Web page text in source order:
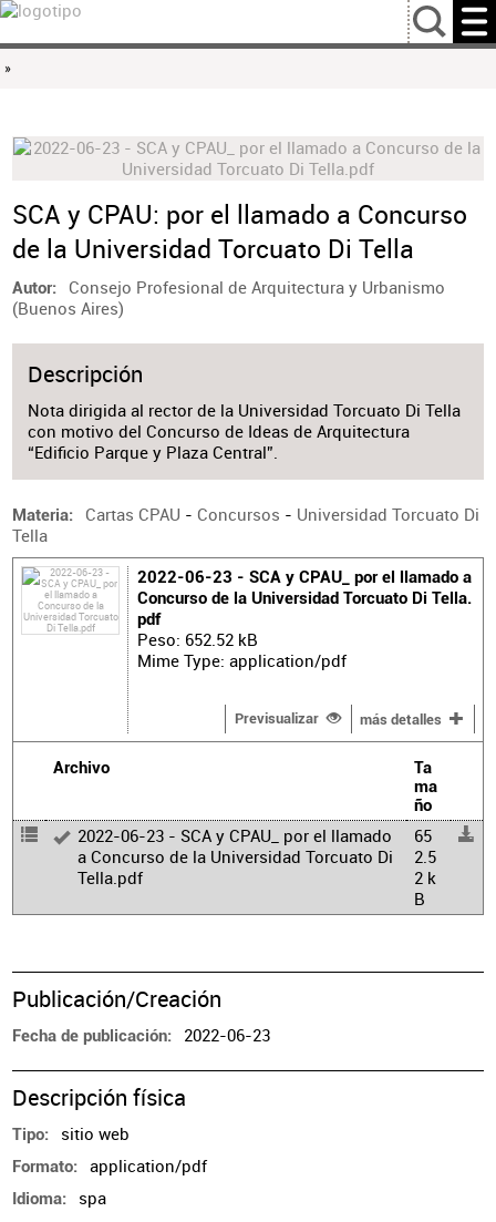
…
»
SCA y CPAU: por el llamado a Concurso
de la Universidad Torcuato Di Tella
Autor
Consejo Profesional de Arquitectura y Urbanismo
(Buenos Aires)
Descripción
Nota dirigida al rector de la Universidad Torcuato Di Tella
con motivo del Concurso de Ideas de Arquitectura
“Edificio Parque y Plaza Central”.
Materia Cartas CPAU - Concursos - Universidad Torcuato Di
Tella
2022-06-23 - SCA y CPAU_ por el llamado a
Concurso de la Universidad Torcuato Di Tella.
pdf
Peso: 652.52 kB
Mime Type: application/pdf
Previsualizar más detalles
Archivo
Ta
ma
ño
2022-06-23 - SCA y CPAU_ por el llamado
a Concurso de la Universidad Torcuato Di
Tella.pdf
65
2.5
2 k
B
Publicación/Creación
Fecha de publicación 2022-06-23
Descripción física
Tipo sitio web
Formato application/pdf
Idioma spa